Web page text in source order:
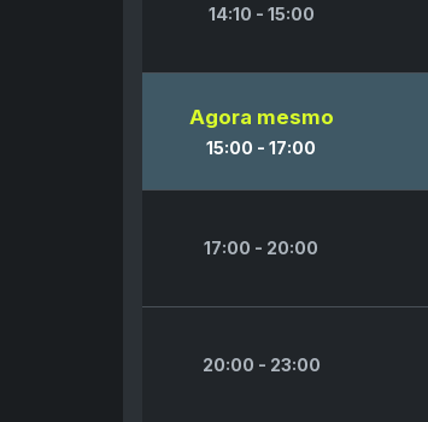
14:10 - 15:00
Agora mesmo
15:00 - 17:00
17:00 - 20:00
20:00 - 23:00